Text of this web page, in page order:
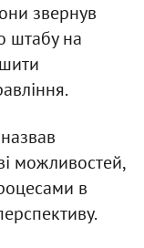
звернув
штабу на
можливостей,
в